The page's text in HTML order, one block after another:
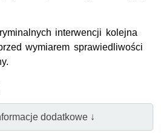
interwencji kolejna
wymiarem sprawiedliwości
dodatkowe ↓